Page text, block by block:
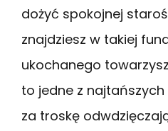
dożyć spokojnej
znajdziesz w takiej
ukochanego
to jedne z najtańszych
za troskę